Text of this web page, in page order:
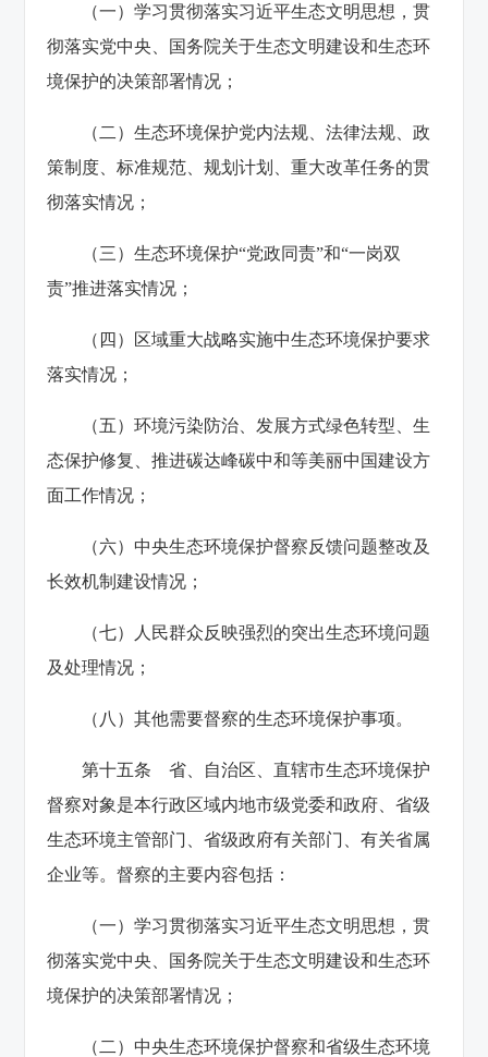
（一）学习贯彻落实习近平生态文明思想，贯
彻落实党中央、国务院关于生态文明建设和生态环
境保护的决策部署情况；
（二）生态环境保护党内法规、法律法规、政
策制度、标准规范、规划计划、重大改革任务的贯
彻落实情况；
（三）生态环境保护“党政同责”和“一岗双
责”推进落实情况；
（四）区域重大战略实施中生态环境保护要求
落实情况；
（五）环境污染防治、发展方式绿色转型、生
态保护修复、推进碳达峰碳中和等美丽中国建设方
面工作情况；
（六）中央生态环境保护督察反馈问题整改及
长效机制建设情况；
（七）人民群众反映强烈的突出生态环境问题
及处理情况；
（八）其他需要督察的生态环境保护事项。
第十五条 省、自治区、直辖市生态环境保护
督察对象是本行政区域内地市级党委和政府、省级
生态环境主管部门、省级政府有关部门、有关省属
企业等。督察的主要内容包括：
（一）学习贯彻落实习近平生态文明思想，贯
彻落实党中央、国务院关于生态文明建设和生态环
境保护的决策部署情况；
（二）中央生态环境保护督察和省级生态环境